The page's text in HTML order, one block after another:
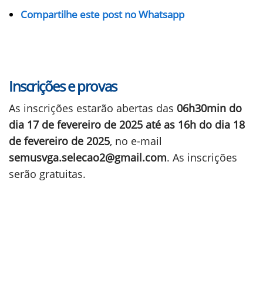
Compartilhe este post no Whatsapp
Inscrições e provas
As inscrições estarão abertas das 06h30min do
dia 17 de fevereiro de 2025 até as 16h do dia 18
de fevereiro de 2025, no e-mail
semusvga.selecao2@gmail.com. As inscrições
serão gratuitas.